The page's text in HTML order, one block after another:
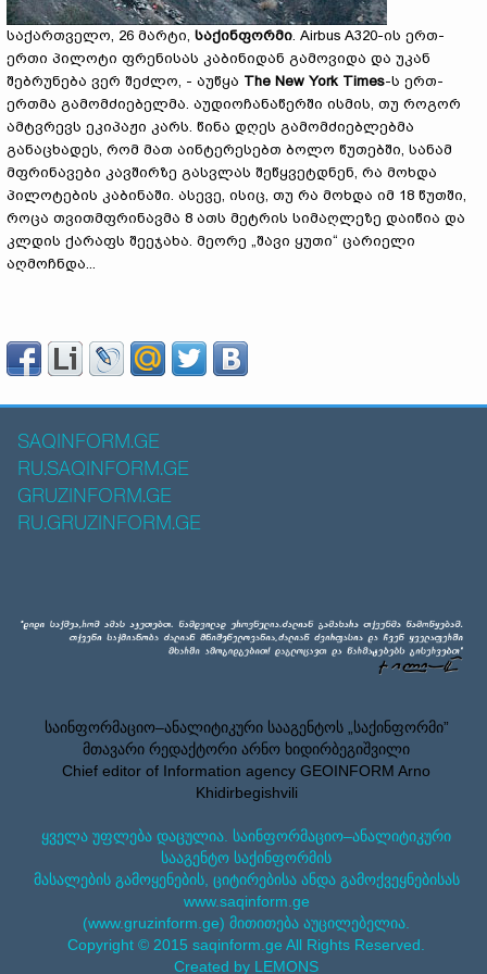
საქართველო, 26 მარტი, საქინფორმი. Airbus A320-ის ერთ-
ერთი პილოტი ფრენისას კაბინიდან გამოვიდა და უკან
შებრუნება ვერ შეძლო, - აუწყა The New York Times-ს ერთ-
ერთმა გამომძიებელმა. აუდიოჩანაწერში ისმის, თუ როგორ
ამტვრევს ეკიპაჟი კარს. წინა დღეს გამომძიებლებმა
განაცხადეს, რომ მათ აინტერესებთ ბოლო წუთებში, სანამ
მფრინავები კავშირზე გასვლას შეწყვეტდნენ, რა მოხდა
პილოტების კაბინაში. ასევე, ისიც, თუ რა მოხდა იმ 18 წუთში,
როცა თვითმფრინავმა 8 ათს მეტრის სიმაღლეზე დაიწია და
კლდის ქარაფს შეეჯახა. მეორე „შავი ყუთი“ ცარიელი
აღმოჩნდა...
SAQINFORM.GE
RU.SAQINFORM.GE
GRUZINFORM.GE
RU.GRUZINFORM.GE
საინფორმაციო–ანალიტიკური სააგენტოს „საქინფორმი”
მთავარი რედაქტორი არნო ხიდირბეგიშვილი
Chief editor of Information agency GEOINFORM Arno
Khidirbegishvili
ყველა უფლება დაცულია. საინფორმაციო–ანალიტიკური
სააგენტო საქინფორმის
მასალების გამოყენების, ციტირებისა ანდა გამოქვეყნებისას
www.saqinform.ge
(www.gruzinform.ge) მითითება აუცილებელია.
Copyright © 2015 saqinform.ge All Rights Reserved.
Created by LEMONS